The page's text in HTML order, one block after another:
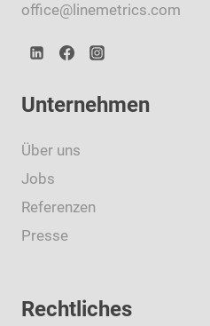
office@linemetrics.com
Unternehmen
Über uns
Jobs
Referenzen
Presse
Rechtliches